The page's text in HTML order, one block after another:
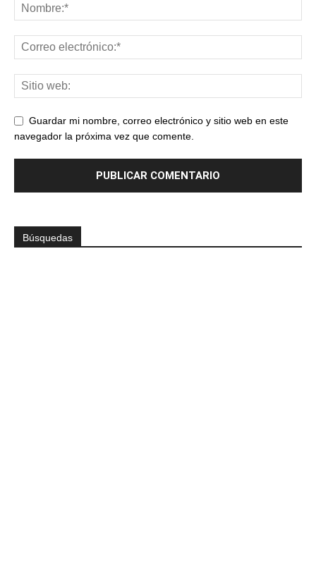
Guardar mi nombre, correo electrónico y sitio web en este
navegador la próxima vez que comente.
Búsquedas